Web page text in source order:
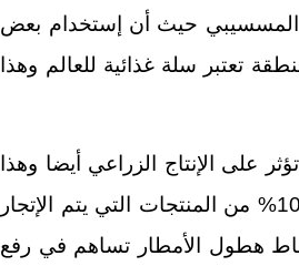
المسسيبي حيث أن إستخدام بعض
تعتبر سلة غذائية للعالم وهذا
على الإنتاج الزراعي أيضا وهذا
بدوره يؤثر على أسعار المنتجات الزراعية والتي تمثل حوالي 10% من المنتجات التي يتم الإتجار
هطول الأمطار تساهم في رفع